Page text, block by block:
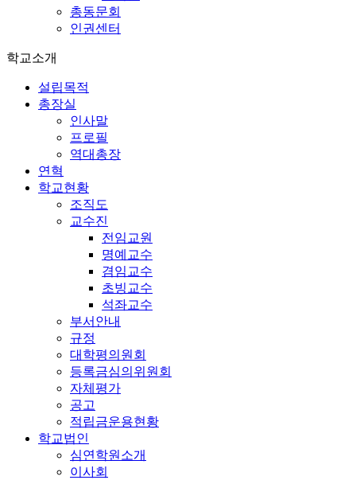
총동문회
인권센터
학교소개
설립목적
총장실
인사말
프로필
역대총장
연혁
학교현황
조직도
교수진
전임교원
명예교수
겸임교수
초빙교수
석좌교수
부서안내
규정
대학평의원회
등록금심의위원회
자체평가
공고
적립금운용현황
학교법인
심연학원소개
이사회